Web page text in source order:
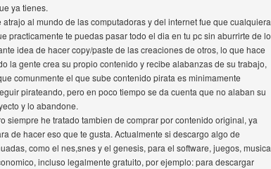
ya tienes.
al mundo de las computadoras y del internet fue que cualquiera
te puedas pasar todo el dia en tu pc sin aburrirte de lo
idea de hacer copy/paste de las creaciones de otros, lo que hace
la gente crea su propio contenido y recibe alabanzas de su trabajo,
comunmente el que sube contenido pirata es minimamente
pirateando, pero en poco tiempo se da cuenta que no alaban su
y lo abandone.
he tratado tambien de comprar por contenido original, ya
de hacer eso que te gusta. Actualmente si descargo algo de
como el nes,snes y el genesis, para el software, juegos, musica
incluso legalmente gratuito, por ejemplo: para descargar